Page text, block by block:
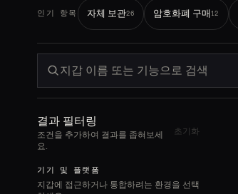
인기 항목 자체 보관26 암호화폐 구매12
지갑 이름 또는 기능으로 검색
결과 필터링
조건을 추가하여 결과를 좁혀보세
요.
초기화
기기 및 플랫폼
지갑에 접근하거나 통합하려는 환경을 선택